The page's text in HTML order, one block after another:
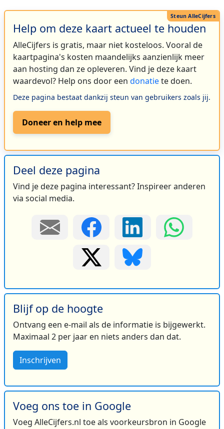
Help om deze kaart actueel te houden
AlleCijfers is gratis, maar niet kosteloos. Vooral de
kaartpagina's kosten maandelijks aanzienlijk meer
aan hosting dan ze opleveren. Vind je deze kaart
waardevol? Help ons door een donatiete doen.
Deze pagina bestaat dankzij steun van gebruikers zoals jij.
Doneer en help mee
Deel deze pagina
Vind je deze pagina interessant? Inspireer anderen
via social media.
Blijf op de hoogte
Ontvang een e-mail als de informatie is bijgewerkt.
Maximaal 2 per jaar en niets anders dan dat.
Inschrijven
Voeg ons toe in Google
Voeg AlleCijfers.nl toe als voorkeursbron in Google